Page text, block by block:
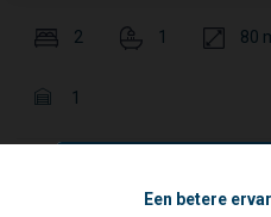
Een betere
2 1 80
1
gelegen in het